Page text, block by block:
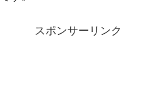
スポンサーリンク